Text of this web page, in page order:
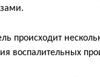
происходит
воспалительных